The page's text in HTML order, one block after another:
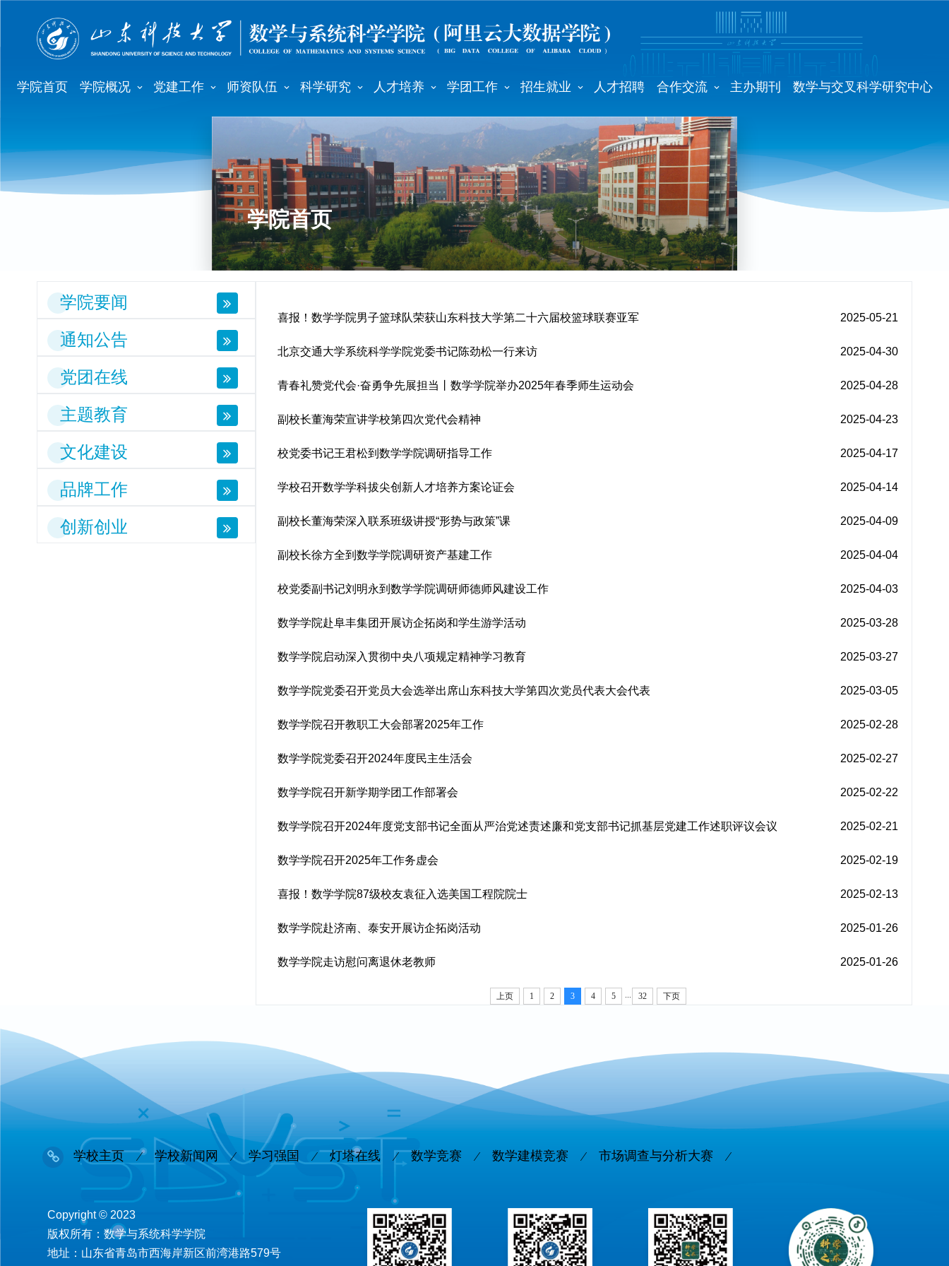
学院首页 学院概况 党建工作 师资队伍 科学研究 人才培养 学团工作 招生就业 人才招聘 合作交流 主办期刊 数学与交叉科学研究中心
学院首页
学院要闻
通知公告
党团在线
主题教育
文化建设
品牌工作
创新创业
喜报！数学学院男子篮球队荣获山东科技大学第二十六届校篮球联赛亚军 2025-05-21
北京交通大学系统科学学院党委书记陈劲松一行来访 2025-04-30
青春礼赞党代会·奋勇争先展担当丨数学学院举办2025年春季师生运动会 2025-04-28
副校长董海荣宣讲学校第四次党代会精神 2025-04-23
校党委书记王君松到数学学院调研指导工作 2025-04-17
学校召开数学学科拔尖创新人才培养方案论证会 2025-04-14
副校长董海荣深入联系班级讲授“形势与政策”课 2025-04-09
副校长徐方全到数学学院调研资产基建工作 2025-04-04
校党委副书记刘明永到数学学院调研师德师风建设工作 2025-04-03
数学学院赴阜丰集团开展访企拓岗和学生游学活动 2025-03-28
数学学院启动深入贯彻中央八项规定精神学习教育 2025-03-27
数学学院党委召开党员大会选举出席山东科技大学第四次党员代表大会代表 2025-03-05
数学学院召开教职工大会部署2025年工作 2025-02-28
数学学院党委召开2024年度民主生活会 2025-02-27
数学学院召开新学期学团工作部署会 2025-02-22
数学学院召开2024年度党支部书记全面从严治党述责述廉和党支部书记抓基层党建工作述职评议会议 2025-02-21
数学学院召开2025年工作务虚会 2025-02-19
喜报！数学学院87级校友袁征入选美国工程院院士 2025-02-13
数学学院赴济南、泰安开展访企拓岗活动 2025-01-26
数学学院走访慰问离退休老教师 2025-01-26
上页 1 2 3 4 5 ... 32 下页
学校主页 学校新闻网 学习强国 灯塔在线 数学竞赛 数学建模竞赛 市场调查与分析大赛
Copyright © 2023
版权所有：数学与系统科学学院
地址：山东省青岛市西海岸新区前湾港路579号